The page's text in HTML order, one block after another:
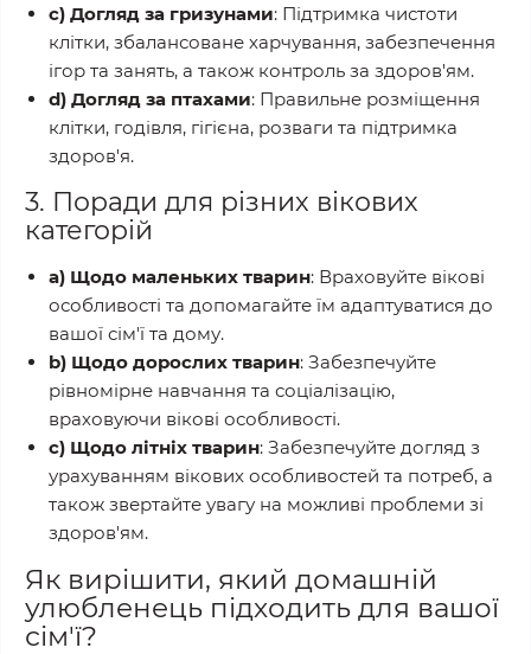
c) Догляд за гризунами: Підтримка чистоти
клітки, збалансоване харчування, забезпечення
ігор та занять, а також контроль за здоров'ям.
d) Догляд за птахами: Правильне розміщення
клітки, годівля, гігієна, розваги та підтримка
здоров'я.
3. Поради для різних вікових
категорій
a) Щодо маленьких тварин: Враховуйте вікові
особливості та допомагайте їм адаптуватися до
вашої сім'ї та дому.
b) Щодо дорослих тварин: Забезпечуйте
рівномірне навчання та соціалізацію,
враховуючи вікові особливості.
c) Щодо літніх тварин: Забезпечуйте догляд з
урахуванням вікових особливостей та потреб, а
також звертайте увагу на можливі проблеми зі
здоров'ям.
Як вирішити, який домашній
улюбленець підходить для вашої
сім'ї?